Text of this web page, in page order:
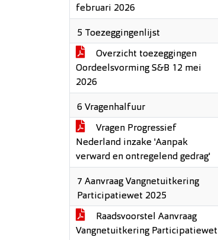
februari 2026
5 Toezeggingenlijst
Overzicht toezeggingen
Oordeelsvorming S&B 12 mei
2026
6 Vragenhalfuur
Vragen Progressief
Nederland inzake 'Aanpak
verward en ontregelend gedrag'
7 Aanvraag Vangnetuitkering
Participatiewet 2025
Raadsvoorstel Aanvraag
Vangnetuitkering Participatiewet